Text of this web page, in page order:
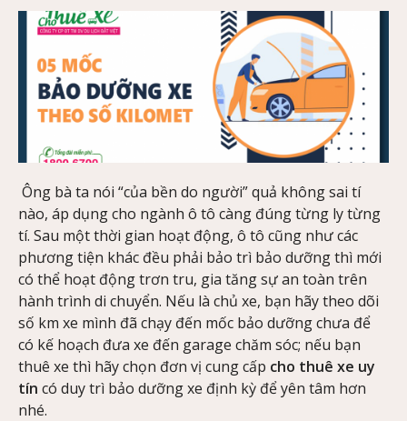
Ông bà ta nói “của bền do người” quả không sai tí
nào, áp dụng cho ngành ô tô càng đúng từng ly từng
tí. Sau một thời gian hoạt động, ô tô cũng như các
phương tiện khác đều phải bảo trì bảo dưỡng thì mới
có thể hoạt động trơn tru, gia tăng sự an toàn trên
hành trình di chuyển. Nếu là chủ xe, bạn hãy theo dõi
số km xe mình đã chạy đến mốc bảo dưỡng chưa để
có kế hoạch đưa xe đến garage chăm sóc; nếu bạn
thuê xe thì hãy chọn đơn vị cung cấp cho thuê xe uy
tín có duy trì bảo dưỡng xe định kỳ để yên tâm hơn
nhé.